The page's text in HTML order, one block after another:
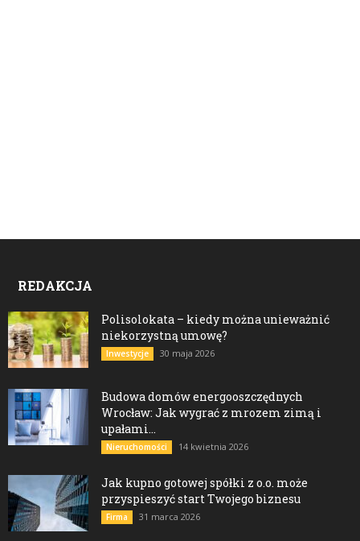
REDAKCJA
Polisolokata – kiedy można unieważnić
niekorzystną umowę?
Inwestycje 30 maja 2026
Budowa domów energooszczędnych
Wrocław: Jak wygrać z mrozem zimą i
upałami...
Nieruchomości 14 kwietnia 2026
Jak kupno gotowej spółki z o.o. może
przyspieszyć start Twojego biznesu
Firma 31 marca 2026